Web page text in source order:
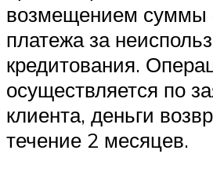
возмещением суммы
платежа за
кредитования.
осуществляется по
клиента, деньги
течение 2 месяцев.